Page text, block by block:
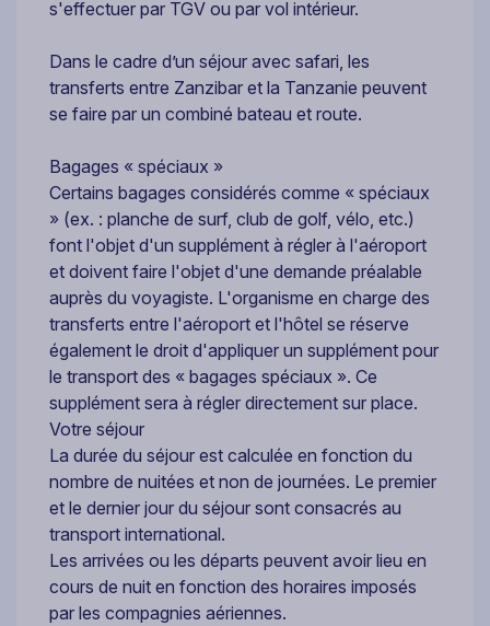
s'effectuer par TGV ou par vol intérieur.
Dans le cadre d’un séjour avec safari, les
transferts entre Zanzibar et la Tanzanie peuvent
se faire par un combiné bateau et route.
Bagages « spéciaux »
Certains bagages considérés comme « spéciaux
» (ex. : planche de surf, club de golf, vélo, etc.)
font l'objet d'un supplément à régler à l'aéroport
et doivent faire l'objet d'une demande préalable
auprès du voyagiste. L'organisme en charge des
transferts entre l'aéroport et l'hôtel se réserve
également le droit d'appliquer un supplément pour
le transport des « bagages spéciaux ». Ce
supplément sera à régler directement sur place.
Votre séjour
La durée du séjour est calculée en fonction du
nombre de nuitées et non de journées. Le premier
et le dernier jour du séjour sont consacrés au
transport international.
Les arrivées ou les départs peuvent avoir lieu en
cours de nuit en fonction des horaires imposés
par les compagnies aériennes.